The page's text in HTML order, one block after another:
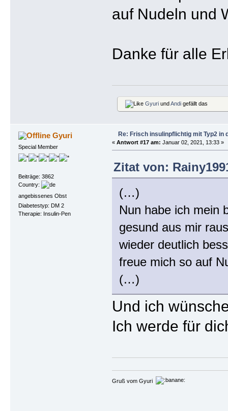
auf Nudeln und
Danke für alle
GyuriundAndigefällt das
Gyuri
Special Member
Beiträge: 3862
Country:
angebissenes Obst
Diabetestyp: DM 2
Therapie: Insulin-Pen
Re: Frisch insulinpflichtig mit Typ2 in
« Antwort #17 am: Januar 02, 2021, 13:33 »
Zitat von:
(…)
Nun habe ich mein
gesund aus mir
wieder deutlich
freue mich so auf
(…)
Und ich
Ich werde für
Gruß vom Gyuri